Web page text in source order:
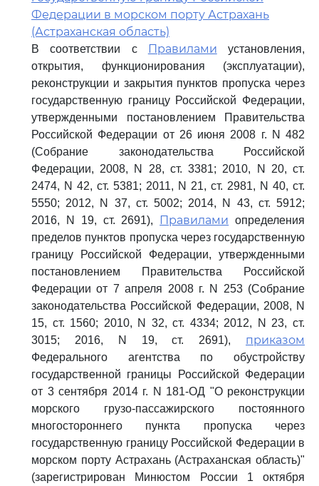
Федерации в морском порту Астрахань
(Астраханская область)
В соответствии с Правилами установления,
открытия, функционирования (эксплуатации),
реконструкции и закрытия пунктов пропуска через
государственную границу Российской Федерации,
утвержденными постановлением Правительства
Российской Федерации от 26 июня 2008 г. N 482
(Собрание законодательства Российской
Федерации, 2008, N 28, ст. 3381; 2010, N 20, ст.
2474, N 42, ст. 5381; 2011, N 21, ст. 2981, N 40, ст.
5550; 2012, N 37, ст. 5002; 2014, N 43, ст. 5912;
2016, N 19, ст. 2691),
Правилами определения
пределов пунктов пропуска через государственную
границу Российской Федерации, утвержденными
постановлением Правительства Российской
Федерации от 7 апреля 2008 г. N 253 (Собрание
законодательства Российской Федерации, 2008, N
15, ст. 1560; 2010, N 32, ст. 4334; 2012, N 23, ст.
3015; 2016, N 19, ст. 2691), приказом
Федерального агентства по обустройству
государственной границы Российской Федерации
от 3 сентября 2014 г. N 181-ОД "О реконструкции
морского грузо-пассажирского постоянного
многостороннего пункта пропуска через
государственную границу Российской Федерации в
морском порту Астрахань (Астраханская область)"
(зарегистрирован Минюстом России 1 октября